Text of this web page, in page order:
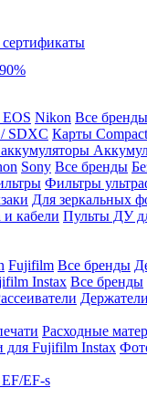
Nikon Все бренды
SDXC Карты
Sony Все бренды
Фильтры
Для зеркальных
кабели Пульты ДУ
Fujifilm Все бренды
Instax Все бренды
Расходные
для Fujifilm Instax
EF-s